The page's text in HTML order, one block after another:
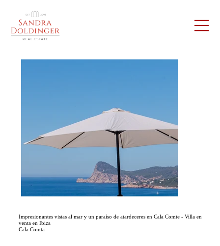
Impresionantes vistas al mar y un paraíso de atardeceres en Cala Comte - Villa en
venta en Ibiza
Cala Comta